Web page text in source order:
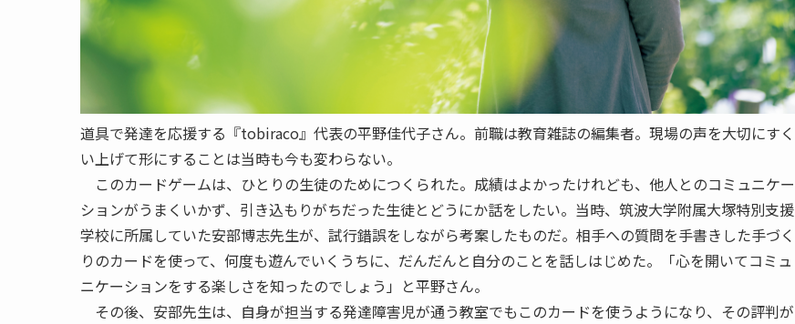
道具で発達を応援する『tobiraco』代表の平野佳代子さん。前職は教育雑誌の編集者。現場の声を大切にすく
い上げて形にすることは当時も今も変わらない。
このカードゲームは、ひとりの生徒のためにつくられた。成績はよかったけれども、他人とのコミュニケー
ションがうまくいかず、引き込もりがちだった生徒とどうにか話をしたい。当時、筑波大学附属大塚特別支援
学校に所属していた安部博志先生が、試行錯誤をしながら考案したものだ。相手への質問を手書きした手づく
りのカードを使って、何度も遊んでいくうちに、だんだんと自分のことを話しはじめた。「心を開いてコミュ
ニケーションをする楽しさを知ったのでしょう」と平野さん。
その後、安部先生は、自身が担当する発達障害児が通う教室でもこのカードを使うようになり、その評判が